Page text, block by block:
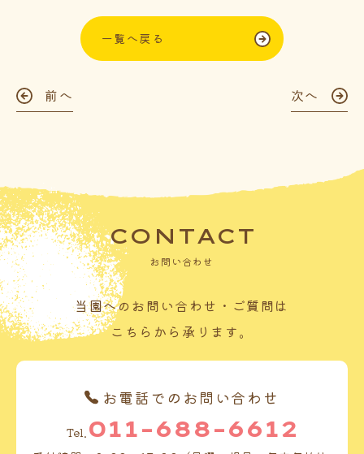
一覧へ戻る
前へ 次へ
CONTACT
お問い合わせ
当園へのお問い合わせ・ご質問は
こちらから承ります。
お電話でのお問い合わせ
Tel. 011-688-6612